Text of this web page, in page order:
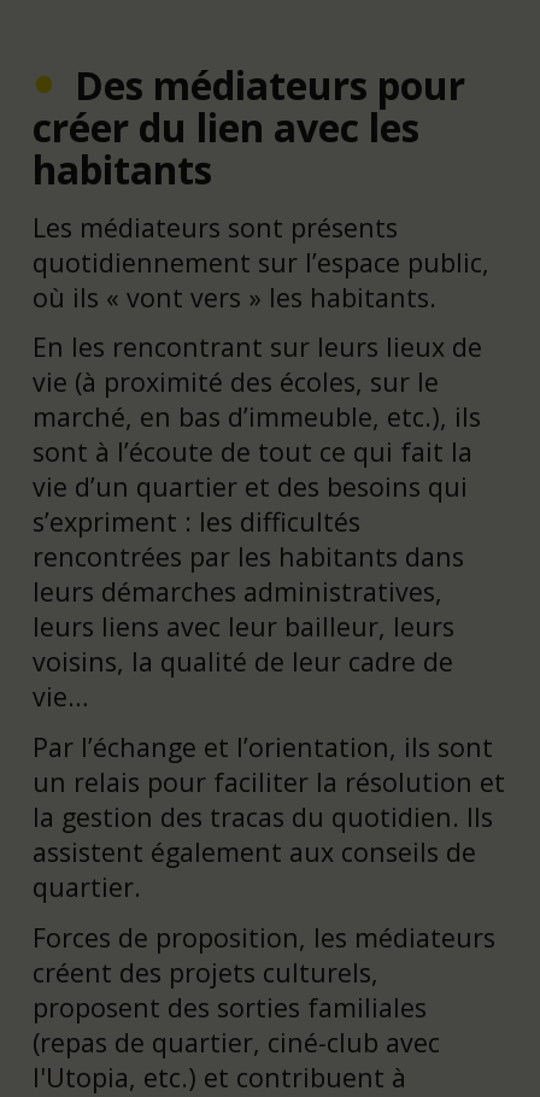
Des médiateurs pour
créer du lien avec les
habitants
Les médiateurs sont présents
quotidiennement sur l’espace public,
où ils « vont vers » les habitants.
En les rencontrant sur leurs lieux de
vie (à proximité des écoles, sur le
marché, en bas d’immeuble, etc.), ils
sont à l’écoute de tout ce qui fait la
vie d’un quartier et des besoins qui
s’expriment : les difficultés
rencontrées par les habitants dans
leurs démarches administratives,
leurs liens avec leur bailleur, leurs
voisins, la qualité de leur cadre de
vie…
Par l’échange et l’orientation, ils sont
un relais pour faciliter la résolution et
la gestion des tracas du quotidien. Ils
assistent également aux conseils de
quartier.
Forces de proposition, les médiateurs
créent des projets culturels,
proposent des sorties familiales
(repas de quartier, ciné-club avec
l'Utopia, etc.) et contribuent à